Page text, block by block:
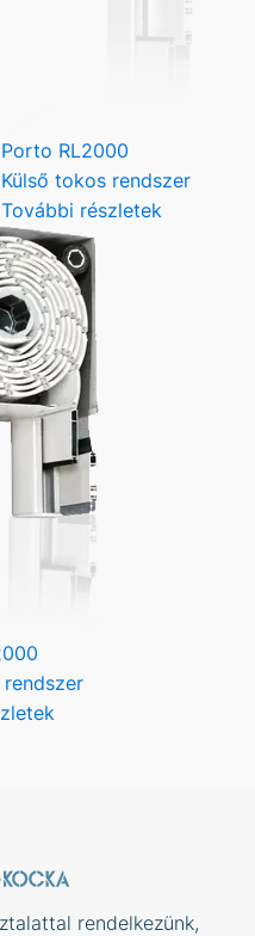
Porto RL2000
Külső tokos rendszer
További részletek
rendelkezünk,